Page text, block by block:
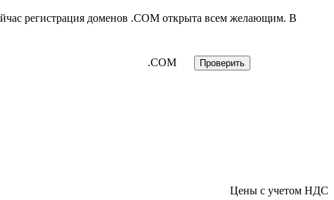
регистрация доменов .COM открыта всем желающим. В
.COM
Цены с учетом НДС